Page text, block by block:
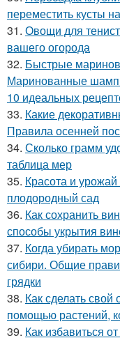
переместить кусты
31. Овощи для
вашего огорода
32. Быстрые
Маринованные
10 идеальных
33. Какие
Правила осенней
34. Сколько грамм
таблица мер
35. Красота и урожай
плодородный сад
36. Как сохранить
способы укрытия
37. Когда убирать
сибири. Общие
грядки
38. Как сделать
помощью растений,
39. Как избавиться